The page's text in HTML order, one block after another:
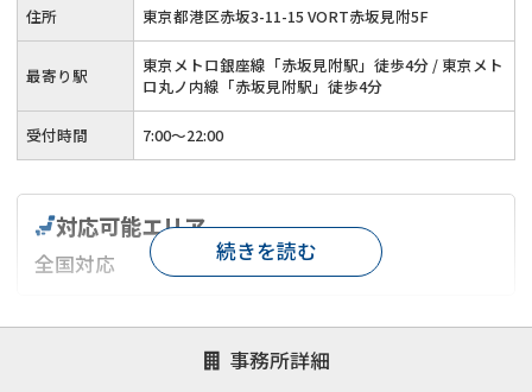
住所 東京都港区赤坂3-11-15 VORT赤坂見附5F
最寄り駅
東京メトロ銀座線「赤坂見附駅」徒歩4分 / 東京メト
ロ丸ノ内線「赤坂見附駅」徒歩4分
受付時間 7:00〜22:00
事務所詳細
対応可能エリア
全国対応
対応が親身 オンライン面談可能
レスポンスが早い
1億円以上の買取可
続きを読む